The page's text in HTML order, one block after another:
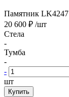
Памятник LK4247
20 600 ₽ /шт
Стела
-
Тумба
-
-
шт
Купить